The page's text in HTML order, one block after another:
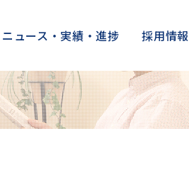
ニュース・実績・進捗 採用情報